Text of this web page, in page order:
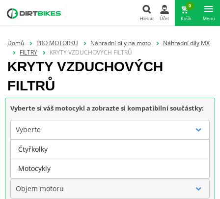
Hledat
Hledat Účet
0
Košík Menu
Domů PRO MOTORKU Náhradní díly na moto
Náhradní díly MX
FILTRY
KRYTY VZDUCHOVÝCH FILTRŮ
KRYTY VZDUCHOVÝCH
FILTRŮ
Vyberte si váš motocykl a zobrazte si kompatibilní součástky:
Vyberte
Značka
Objem motoru
Čtyřkolky
Motocykly